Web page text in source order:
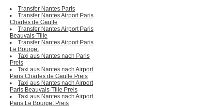
Transfer Nantes Paris
Transfer Nantes Airport Paris
Charles de Gaulle
Transfer Nantes Airport Paris
Beauvais-Tille
Transfer Nantes Airport Paris
Le Bourget
Taxi aus Nantes nach Paris
Preis
Taxi aus Nantes nach Airport
Paris Charles de Gaulle Preis
Taxi aus Nantes nach Airport
Paris Beauvais-Tille Preis
Taxi aus Nantes nach Airport
Paris Le Bourget Preis